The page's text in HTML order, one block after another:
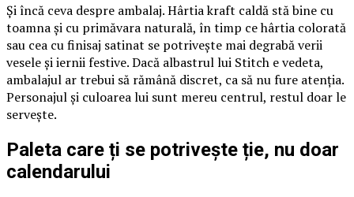
Și încă ceva despre ambalaj. Hârtia kraft caldă stă bine cu
toamna și cu primăvara naturală, în timp ce hârtia colorată
sau cea cu finisaj satinat se potrivește mai degrabă verii
vesele și iernii festive. Dacă albastrul lui Stitch e vedeta,
ambalajul ar trebui să rămână discret, ca să nu fure atenția.
Personajul și culoarea lui sunt mereu centrul, restul doar le
servește.
Paleta care ți se potrivește ție, nu doar
calendarului